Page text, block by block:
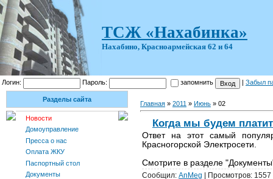
ТСЖ «Нахабинка»
Нахабино, Красноармейская 62 и 64
Логин: Пароль: запомнить Забыл
Разделы сайта
Новости
Домоуправление
Пресса о нас
Оплата ЖКУ
Паспортный стол
Документы
Главная » 2011 » Июнь » 02
Когда мы будем
Ответ на этот самый
Красногорской Электросети.
Смотрите в разделе
Сообщил: AnMeg | Просмотров: